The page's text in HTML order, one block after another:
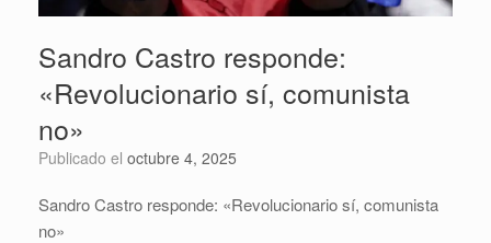
Sandro Castro responde:
«Revolucionario sí, comunista
no»
Publicado el octubre 4, 2025
Sandro Castro responde: «Revolucionario sí, comunista
no»